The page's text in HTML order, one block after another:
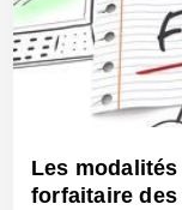
Les
forfaitaire des